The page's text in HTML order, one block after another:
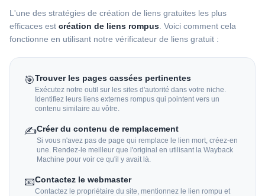
L'une des stratégies de création de liens gratuites les plus
efficaces est création de liens rompus . Voici comment cela
fonctionne en utilisant notre vérificateur de liens gratuit :
🎯Trouver les pages cassées pertinentes
Exécutez notre outil sur les sites d'autorité dans votre niche.
Identifiez leurs liens externes rompus qui pointent vers un
contenu similaire au vôtre.
✍️Créer du contenu de remplacement
Si vous n'avez pas de page qui remplace le lien mort, créez-en
une. Rendez-le meilleur que l'original en utilisant la Wayback
Machine pour voir ce qu'il y avait là.
📧Contactez le webmaster
Contactez le propriétaire du site, mentionnez le lien rompu et